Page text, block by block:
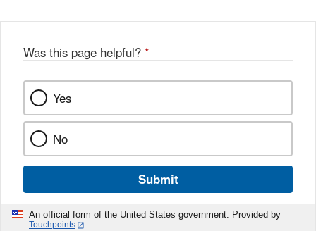
Was this page helpful? *
Yes
No
Submit
An official form of the United States government. Provided by
Touchpoints